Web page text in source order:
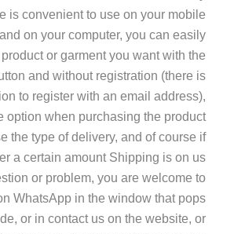
is convenient to use on your mobile
on your computer, you can easily
or garment you want with the
and without registration (there is
to register with an email address),
option when purchasing the product
the type of delivery, and of course if
a certain amount Shipping is on us!
or problem, you are welcome to
WhatsApp in the window that pops
or in contact us on the website, or